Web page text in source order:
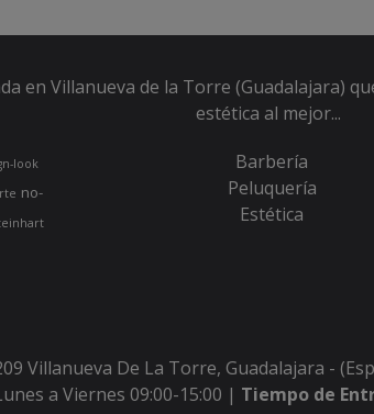
en Villanueva de la Torre (Guadalajara)
estética al mejor...
look
no-
Barbería
Peluquería
Estética
Villanueva De La Torre, Guadalajara -
a Viernes 09:00-15:00 | Tiempo de